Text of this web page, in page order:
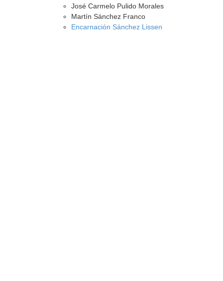
José Carmelo Pulido Morales
Martín Sánchez Franco
Encarnación Sánchez Lissen